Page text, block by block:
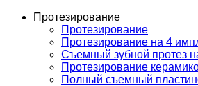
Протезирование
Протезирование
Протезирование на 4
Съемный зубной протез
Протезирование
Полный съемный